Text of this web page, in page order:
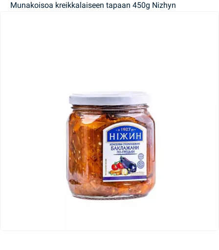
Munakoisoa kreikkalaiseen tapaan 450g Nizhyn